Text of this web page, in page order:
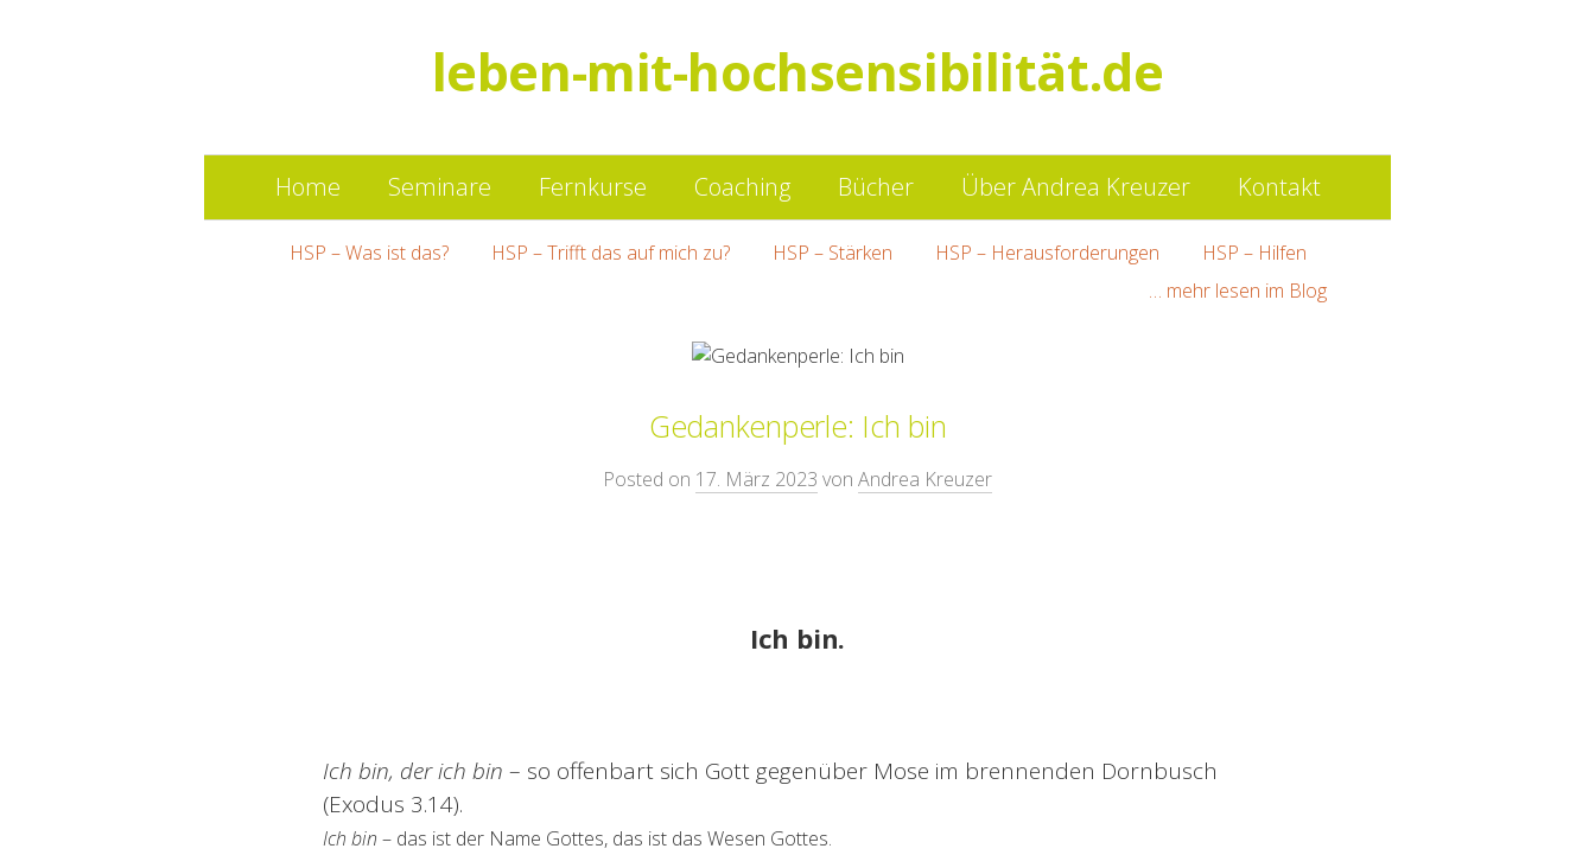
leben-mit-hochsensibilität.de
Springe
zum
Home Seminare Fernkurse Coaching Bücher Über Andrea Kreuzer Kontakt
HSP – Was ist das? HSP – Trifft das auf mich zu? HSP – Stärken HSP – Herausforderungen
HSP – Hilfen
… mehr lesen im Blog
Gedankenperle: Ich bin
Posted on 17. März 2023 von Andrea Kreuzer
Ich bin.
Ich bin, der ich bin – so offenbart sich Gott gegenüber Mose im brennenden Dornbusch
(Exodus 3.14).
Ich bin – das ist der Name Gottes, das ist das Wesen Gottes.